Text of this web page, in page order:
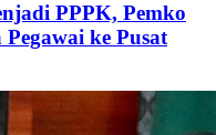
PPPK, Pemko
ke Pusat